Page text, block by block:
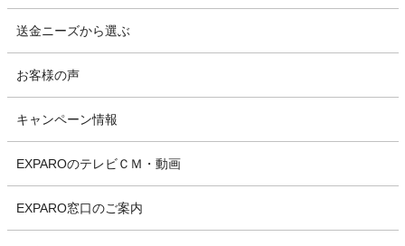
送金ニーズから選ぶ
お客様の声
キャンペーン情報
EXPAROのテレビＣＭ・動画
EXPARO窓口のご案内